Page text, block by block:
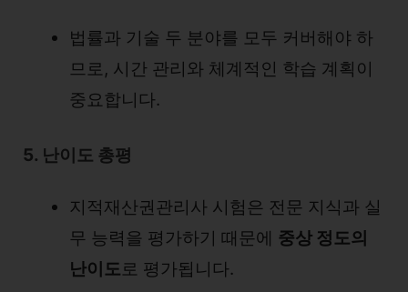
법률과 기술 두 분야를 모두 커버해야 하
므로, 시간 관리와 체계적인 학습 계획이
중요합니다.
5. 난이도 총평
지적재산권관리사 시험은 전문 지식과 실
무 능력을 평가하기 때문에 중상 정도의
난이도로 평가됩니다.